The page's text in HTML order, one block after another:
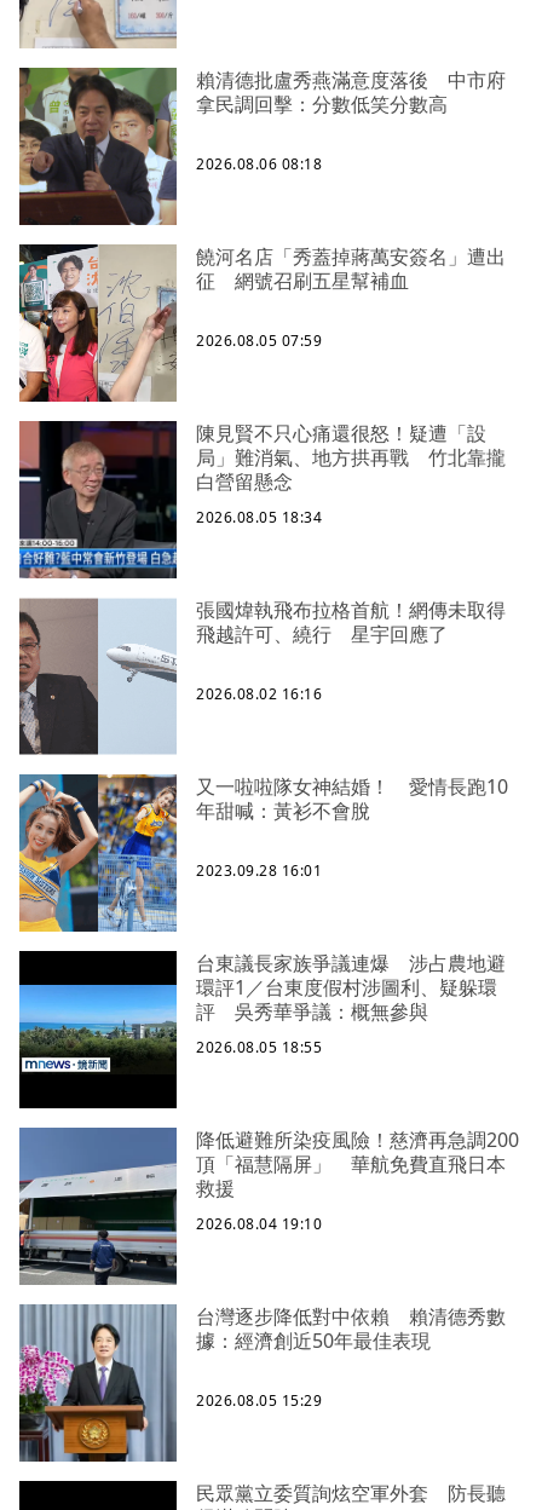
賴清德批盧秀燕滿意度落後 中市府
拿民調回擊：分數低笑分數高
2026.08.06 08:18
饒河名店「秀蓋掉蔣萬安簽名」遭出
征 網號召刷五星幫補血
2026.08.05 07:59
陳見賢不只心痛還很怒！疑遭「設
局」難消氣、地方拱再戰 竹北靠攏
白營留懸念
2026.08.05 18:34
張國煒執飛布拉格首航！網傳未取得
飛越許可、繞行 星宇回應了
2026.08.02 16:16
又一啦啦隊女神結婚！ 愛情長跑10
年甜喊：黃衫不會脫
2023.09.28 16:01
台東議長家族爭議連爆 涉占農地避
環評1／台東度假村涉圖利、疑躲環
評 吳秀華爭議：概無參與
2026.08.05 18:55
降低避難所染疫風險！慈濟再急調200
頂「福慧隔屏」 華航免費直飛日本
救援
2026.08.04 19:10
台灣逐步降低對中依賴 賴清德秀數
據：經濟創近50年最佳表現
2026.08.05 15:29
民眾黨立委質詢炫空軍外套 防長聽